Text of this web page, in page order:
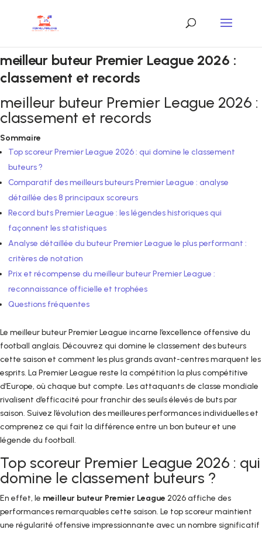
meilleur buteur Premier League 2026 :
classement et records
meilleur buteur Premier League 2026 :
classement et records
Sommaire
Top scoreur Premier League 2026 : qui domine le classement
buteurs ?
Comparatif des meilleurs buteurs Premier League : analyse
détaillée des 8 principaux scoreurs
Record buts Premier League : les légendes historiques qui
façonnent les statistiques
Analyse détaillée du buteur Premier League le plus performant :
critères de notation
Prix et récompense du meilleur buteur Premier League :
reconnaissance officielle et trophées
Questions fréquentes
Le meilleur buteur Premier League incarne l’excellence offensive du
football anglais. Découvrez qui domine le classement des buteurs
cette saison et comment les plus grands avant-centres marquent les
esprits. La Premier League reste la compétition la plus compétitive
d’Europe, où chaque but compte. Les attaquants de classe mondiale
rivalisent d’efficacité pour franchir des seuils élevés de buts par
saison. Suivez l’évolution des meilleures performances individuelles et
comprenez ce qui fait la différence entre un bon buteur et une
légende du football.
Top scoreur Premier League 2026 : qui
domine le classement buteurs ?
En effet, le meilleur buteur Premier League 2026 affiche des
performances remarquables cette saison. Le top scoreur maintient
une régularité offensive impressionnante avec un nombre significatif